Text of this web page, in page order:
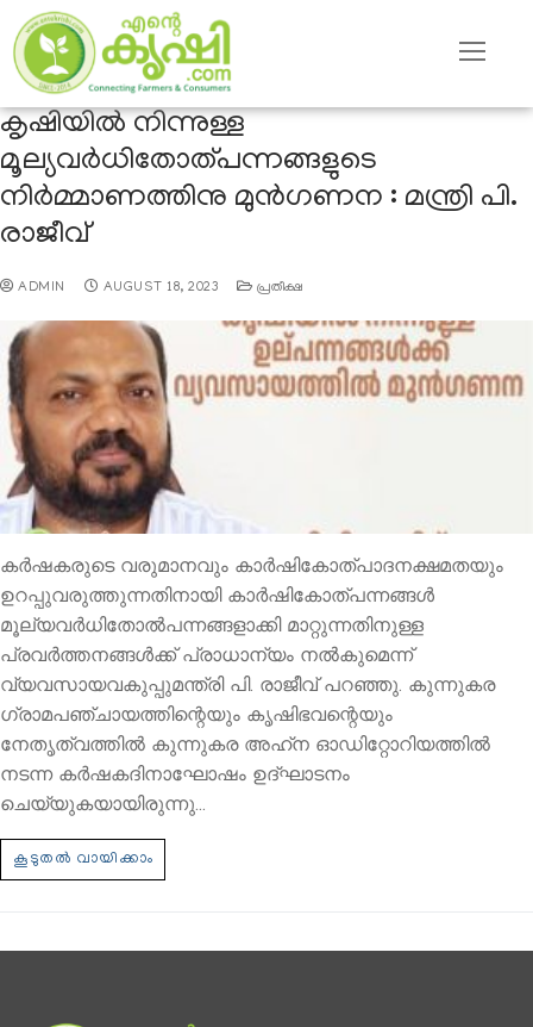
കൃഷിയിൽ നിന്നുള്ള
മൂല്യവർധിതോത്പന്നങ്ങളു‍ടെ
നിർമ്മാണത്തിനു മുന്‍ഗണന : മന്ത്രി പി.
രാജീവ്‌
ADMIN AUGUST 18, 2023 പ്രതീക്ഷ
കർഷകരുടെ വരുമാനവും കാർഷികോത്പാദനക്ഷമതയും
ഉറപ്പുവരുത്തുന്നതിനായി കാർഷികോത്പന്നങ്ങൾ
മൂല്യവർധിതോൽപന്നങ്ങളാക്കി മാറ്റുന്നതിനുള്ള
പ്രവർത്തനങ്ങൾക്ക് പ്രാധാന്യം നൽകുമെന്ന്
വ്യവസായവകുപ്പുമന്ത്രി പി. രാജീവ്‌ പറഞ്ഞു. കുന്നുകര
ഗ്രാമപഞ്ചായത്തിന്റെയും കൃഷിഭവന്റെയും
നേതൃത്വത്തിൽ കുന്നുകര അഹ്‌ന ഓഡിറ്റോറിയത്തിൽ
നടന്ന കർഷകദിനാഘോഷം ഉദ്ഘാടനം
ചെയ്യുകയായിരുന്നു…